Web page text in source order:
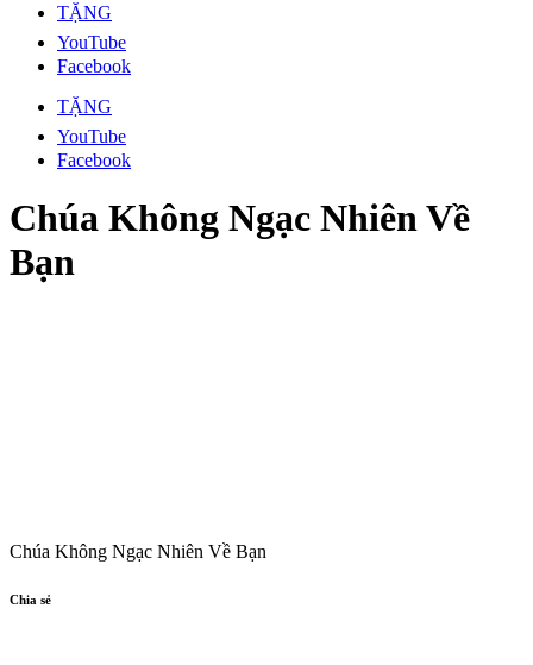
TẶNG
YouTube
Facebook
TẶNG
YouTube
Facebook
Chúa Không Ngạc Nhiên Về
Bạn
Chúa Không Ngạc Nhiên Về Bạn
Chia sẻ